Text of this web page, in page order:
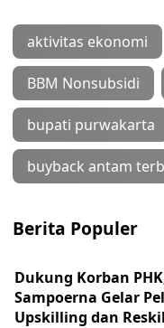
aktivitas ekonomi
BBM Nonsubsidi
bupati purwakarta
buyback antam
Berita Populer
Dukung Korban
Sampoerna Gelar
Upskilling dan